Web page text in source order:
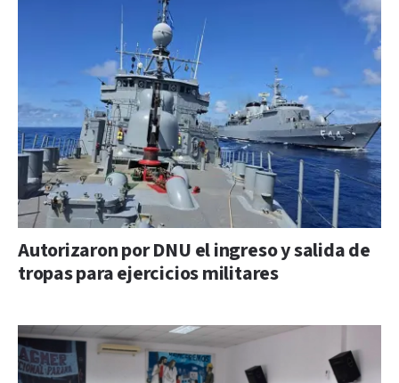
Autorizaron por DNU el ingreso y salida de
tropas para ejercicios militares